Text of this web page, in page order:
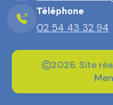
Téléphone
02 54 43 32 94
2026. Site